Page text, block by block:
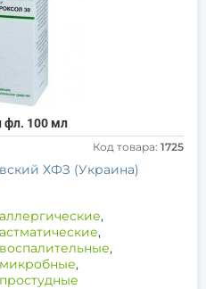
фл. 100 мл
Код товара: 1725
ХФЗ (Украина)
,
,
,
,